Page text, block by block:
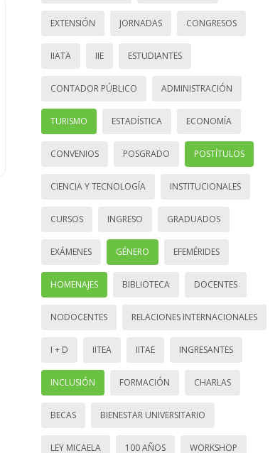
EXTENSIÓN JORNADAS CONGRESOS
IIATA IIE ESTUDIANTES
CONTADOR PÚBLICO ADMINISTRACIÓN
TURISMO ESTADÍSTICA ECONOMÍA
CONVENIOS POSGRADO POSTÍTULOS
CIENCIA Y TECNOLOGÍA INSTITUCIONALES
CURSOS INGRESO GRADUADOS
EXÁMENES GÉNERO EFEMÉRIDES
HOMENAJES BIBLIOTECA DOCENTES
NODOCENTES RELACIONES INTERNACIONALES
I + D IITEA IITAE INGRESANTES
INCLUSIÓN FORMACIÓN CHARLAS
BECAS BIENESTAR UNIVERSITARIO
LEY MICAELA 100 AÑOS WORKSHOP